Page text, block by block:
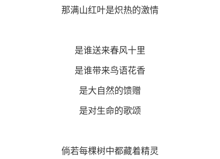
那满山红叶是炽热的激情
是谁送来春风十里
是谁带来鸟语花香
是大自然的馈赠
是对生命的歌颂
倘若每棵树中都藏着精灵